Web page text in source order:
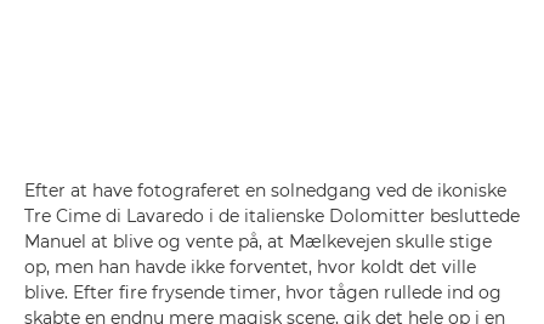
Efter at have fotograferet en solnedgang ved de ikoniske
Tre Cime di Lavaredo i de italienske Dolomitter besluttede
Manuel at blive og vente på, at Mælkevejen skulle stige
op, men han havde ikke forventet, hvor koldt det ville
blive. Efter fire frysende timer, hvor tågen rullede ind og
skabte en endnu mere magisk scene, gik det hele op i en